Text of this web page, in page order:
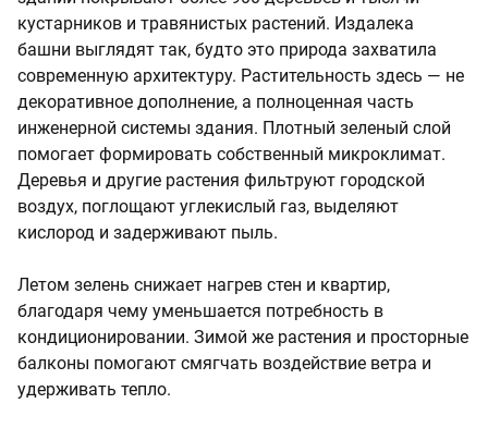
кустарников и травянистых растений. Издалека
башни выглядят так, будто это природа захватила
современную архитектуру. Растительность здесь — не
декоративное дополнение, а полноценная часть
инженерной системы здания. Плотный зеленый слой
помогает формировать собственный микроклимат.
Деревья и другие растения фильтруют городской
воздух, поглощают углекислый газ, выделяют
кислород и задерживают пыль.
Летом зелень снижает нагрев стен и квартир,
благодаря чему уменьшается потребность в
кондиционировании. Зимой же растения и просторные
балконы помогают смягчать воздействие ветра и
удерживать тепло.